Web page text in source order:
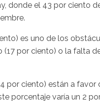
donde el 43 por ciento
es uno de los
por ciento) o la falta
por ciento) están a favor
porcentaje varía un 2